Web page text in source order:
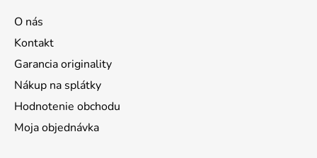
O nás
Kontakt
Garancia originality
Nákup na splátky
Hodnotenie obchodu
Moja objednávka